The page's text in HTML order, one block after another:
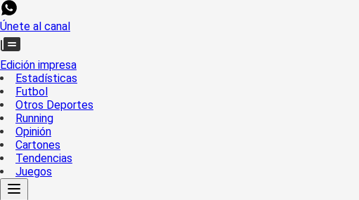
Únete al canal
Edición impresa
Estadísticas
Futbol
Otros Deportes
Running
Opinión
Cartones
Tendencias
Juegos